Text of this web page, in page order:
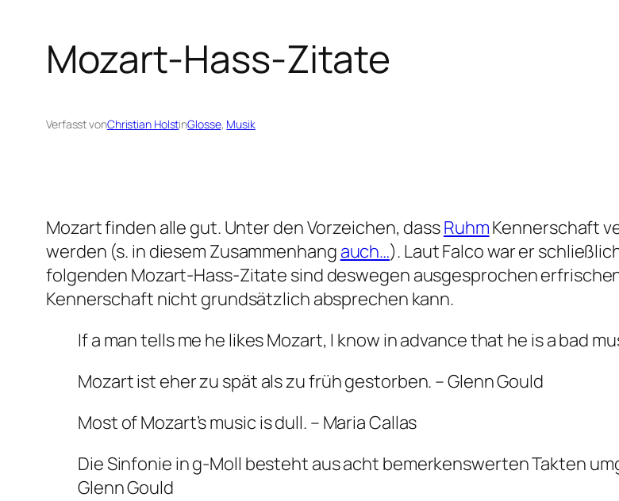
Mozart-Hass-Zitate
Verfasst vonChristian HolstinGlosse, Musik
Mozart finden alle gut. Unter den Vorzeichen, dassRuhmKennerschaft
werden (s. in diesem Zusammenhang auch…). Laut Falco war er
folgenden Mozart-Hass-Zitate sind deswegen ausgesprochen
Kennerschaft nicht grundsätzlich absprechen kann.
If a man tells me he likes Mozart, I know in advance that he is a bad
Mozart ist eher zu spät als zu früh gestorben. – Glenn Gould
Most of Mozart’s music is dull. – Maria Callas
Die Sinfonie in g-Moll besteht aus acht bemerkenswerten Takten
Glenn Gould